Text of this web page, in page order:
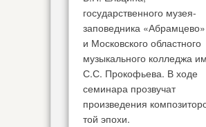
государственного музея-
заповедника «Абрамцево»
и Московского областного
музыкального колледжа
С.С. Прокофьева. В ходе
семинара прозвучат
произведения
той эпохи.